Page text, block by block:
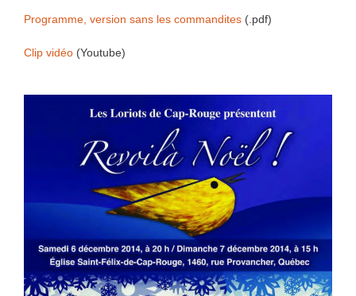
Programme, version sans les commandites (.pdf)
Clip vidéo (Youtube)